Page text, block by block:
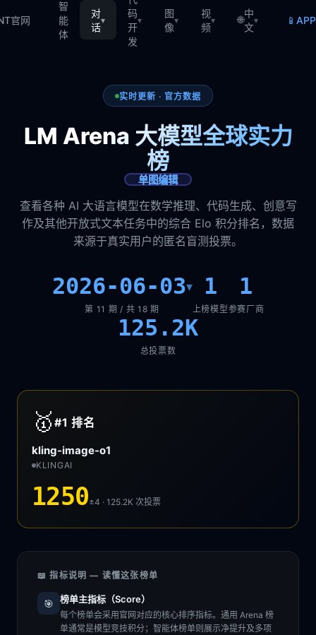
官网
智
能
体
对
话
▾
码
开
发
▾
图
像
▾
视
频
▾ 🌐
中
文
▾ 📱
实时更新 · 官方数据
LM Arena 大模型全球实力
榜
单图编辑
查看各种 AI 大语言模型在数学推理、代码生成、创意写
作及其他开放式文本任务中的综合 Elo 积分排名，数据
来源于真实用户的匿名盲测投票。
2026-06-03▾
第 11 期 / 共 18 期
1
上榜模型
1
参赛厂商
125.2K
总投票数
🥇 #1排名
kling-image-o1
KLINGAI
1250±4 · 125.2K次投票
📖 指标说明 — 读懂这张榜单
🎯 榜单主指标（Score）
每个榜单会采用官网对应的核心排序指标。通用 Arena 榜
单通常是模型竞技积分；智能体榜单则展示净提升及多项